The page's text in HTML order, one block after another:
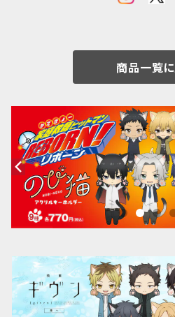
商品一覧